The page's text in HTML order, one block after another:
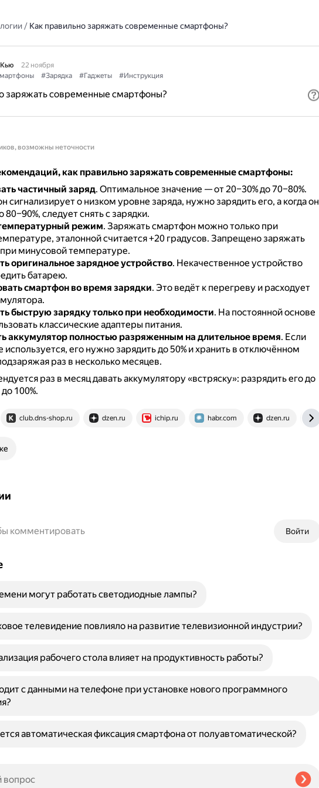
/ Как правильно заряжать современные смартфоны?
Кью
22 ноября
#Зарядка #Гаджеты #Инструкция
заряжать современные смартфоны?
возможны неточности
как правильно заряжать современные смартфоны:
частичный заряд. Оптимальное значение — от 20–30% до 70–80%.
сигнализирует о низком уровне заряда, нужно зарядить его, а когда он
80–90%, следует снять с зарядки.
режим. Заряжать смартфон можно только при
эталонной считается +20 градусов. Запрещено заряжать
минусовой температуре.
оригинальное зарядное устройство. Некачественное устройство
батарею.
смартфон во время зарядки. Это ведёт к перегреву и расходует
быструю зарядку только при необходимости. На постоянной основе
классические адаптеры питания.
аккумулятор полностью разряженным на длительное время. Если
его нужно зарядить до 50% и хранить в отключённом
раз в несколько месяцев.
раз в месяц давать аккумулятору «встряску»: разрядить его до
100%.
club.dns-shop.ru dzen.ru ichip.ru habr.com dzen.ru
Войти
комментировать
могут работать светодиодные лампы?
телевидение повлияло на развитие телевизионной индустрии?
рабочего стола влияет на продуктивность работы?
с данными на телефоне при установке нового программного
автоматическая фиксация смартфона от полуавтоматической?